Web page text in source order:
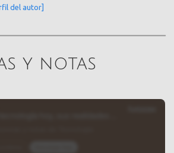
del autor]
y notas